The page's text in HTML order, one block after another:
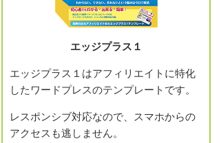
エッジプラス１
エッジプラス１はアフィリエイトに特化
したワードプレスのテンプレートです。
レスポンシブ対応なので、スマホからの
アクセスも逃しません。